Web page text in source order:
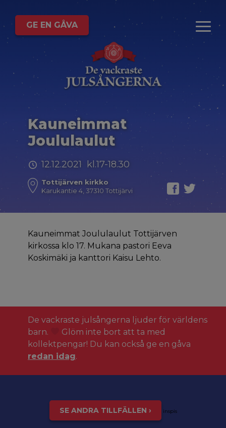
GE EN GÅVA
Kauneimmat
Joululaulut
12.12.2021 kl.17-18.30
Tottijärven kirkko
Karukantie 4, 37310 Tottijärvi
Kauneimmat Joululaulut Tottijärven
kirkossa klo 17. Mukana pastori Eeva
Koskimäki ja kanttori Kaisu Lehto.
De vackraste julsångerna ljuder för världens
barn.
Glöm inte bort att ta med
kollektpengar! Du kan också ge en gåva
redan idag.
SE ANDRA TILLFÄLLEN › inspis